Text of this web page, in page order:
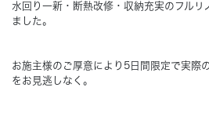
Voice お客様の声
Concept
水回り一新・断熱改修・収納充実のフルリ
ました。
お施主様のご厚意により5日間限定で実際
をお見逃しなく。